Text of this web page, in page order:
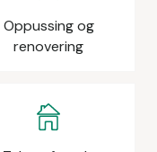
Oppussing og
renovering